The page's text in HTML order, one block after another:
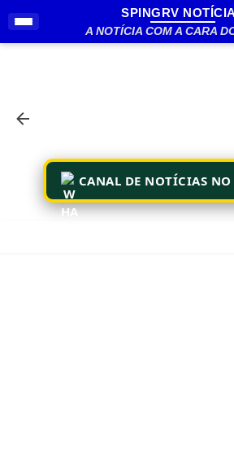
Pular para o conteúdo
SPINGRV
A NOTÍCIA COM A CARA
CANAL DE NOTÍCIAS NO